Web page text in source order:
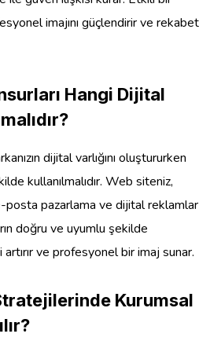
imajını güçlendirir ve rekabet
Hangi Dijital
dijital varlığını oluştururken
kullanılmalıdır. Web siteniz,
posta pazarlama ve dijital reklamlar
doğru ve uyumlu şekilde
artırır ve profesyonel bir imaj sunar.
Kurumsal